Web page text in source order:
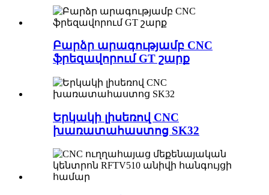
Բարձր արագությամբ CNC
ֆրեզավորում GT շարք
Երկակի լիսեռով CNC
խառատահաստոց SK32